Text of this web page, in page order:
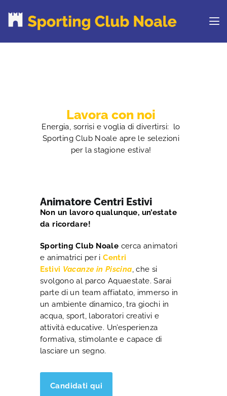
CENTRI ESTIVI
NEWS DAL BLOG
CONTATTI
Lavora con noi
Energia, sorrisi e voglia di divertirsi: lo
Sporting Club Noale apre le selezioni
per la stagione estiva!
Animatore Centri Estivi
Non un lavoro qualunque, un’estate
da ricordare!
Sporting Club Noale cerca animatori
e animatrici per iCentri
Estivi Vacanze in Piscina , che si
svolgono al parco Aquaestate. Sarai
parte di un team affiatato, immerso in
un ambiente dinamico, tra giochi in
acqua, sport, laboratori creativi e
attività educative. Un’esperienza
formativa, stimolante e capace di
lasciare un segno.
Candidati qui